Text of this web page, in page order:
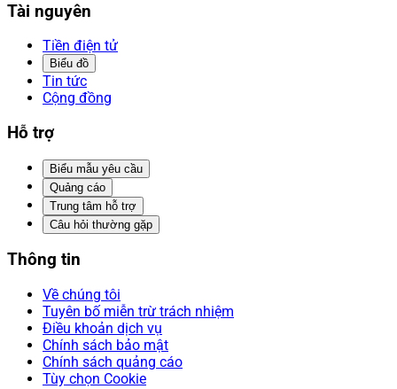
Tài nguyên
Tiền điện tử
Biểu đồ
Tin tức
Cộng đồng
Hỗ trợ
Biểu mẫu yêu cầu
Quảng cáo
Trung tâm hỗ trợ
Câu hỏi thường gặp
Thông tin
Về chúng tôi
Tuyên bố miễn trừ trách nhiệm
Điều khoản dịch vụ
Chính sách bảo mật
Chính sách quảng cáo
Tùy chọn Cookie